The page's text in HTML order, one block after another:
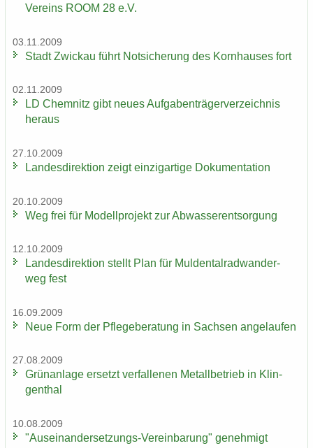
Ver­eins ROOM 28 e.V.
03.11.2009
Stadt Zwi­ckau führt Not­si­che­rung des Korn­hau­ses fort
02.11.2009
LD Chem­nitz gibt neues Auf­ga­ben­trä­ger­ver­zeich­nis
her­aus
27.10.2009
Lan­des­di­rek­ti­on zeigt ein­zig­ar­ti­ge Do­ku­men­ta­ti­on
20.10.2009
Weg frei für Mo­dell­pro­jekt zur Ab­was­ser­ent­sor­gung
12.10.2009
Lan­des­di­rek­ti­on stellt Plan für Mul­den­tal­rad­wan­der­
weg fest
16.09.2009
Neue Form der Pfle­ge­be­ra­tung in Sach­sen an­ge­lau­fen
27.08.2009
Grün­an­la­ge er­setzt ver­fal­le­nen Me­tall­be­trieb in Klin­
gen­thal
10.08.2009
"Auseinandersetzungs-​Vereinbarung" ge­neh­migt